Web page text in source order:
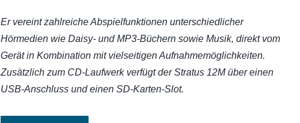
Er vereint zahlreiche Abspielfunktionen unterschiedlicher
Hörmedien wie Daisy- und MP3-Büchern sowie Musik, direkt vom
Gerät in Kombination mit vielseitigen Aufnahmemöglichkeiten.
Zusätzlich zum CD-Laufwerk verfügt der Stratus 12M über einen
USB-Anschluss und einen SD-Karten-Slot.